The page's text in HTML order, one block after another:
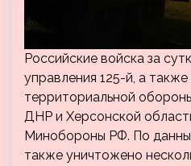
Российские войска за
управления 125-й, а
территориальной
ДНР и Херсонской
Минобороны РФ. По
также уничтожено